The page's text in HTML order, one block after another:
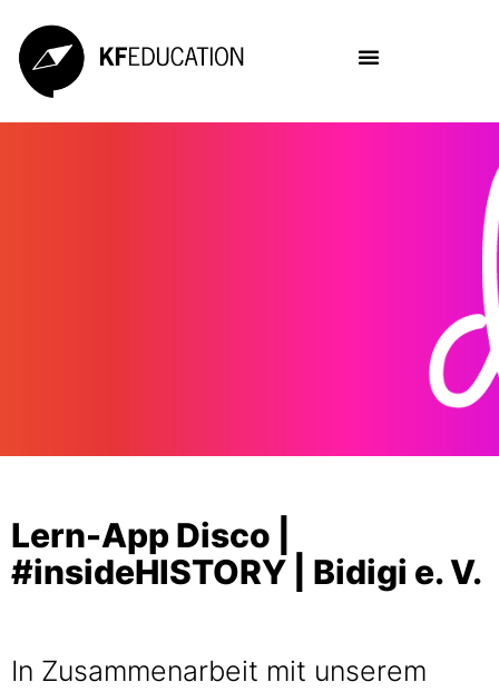
Lern-App Disco |
#insideHISTORY | Bidigi e. V.
In Zusammenarbeit mit unserem